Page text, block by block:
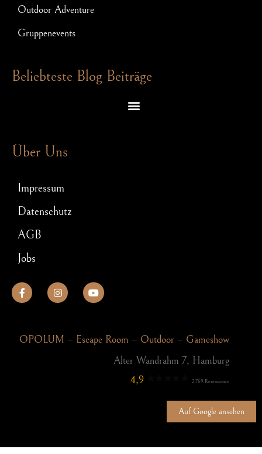
Outdoor Adventure
Gruppenevents
Beliebteste Blog Beiträge
Über Uns
Impressum
Datenschutz
AGB
Jobs
OPOLUM – Escape Room – Outdoor – Gameshow
Alter Wandrahm 7, Hamburg
4,9
2.769 Rezensionen
Auf Google ansehen